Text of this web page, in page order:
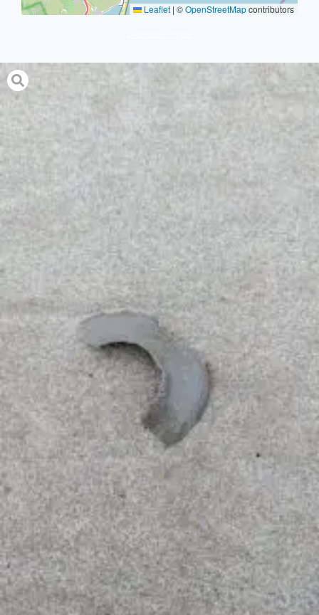
Leaflet | ©OpenStreetMapcontributors